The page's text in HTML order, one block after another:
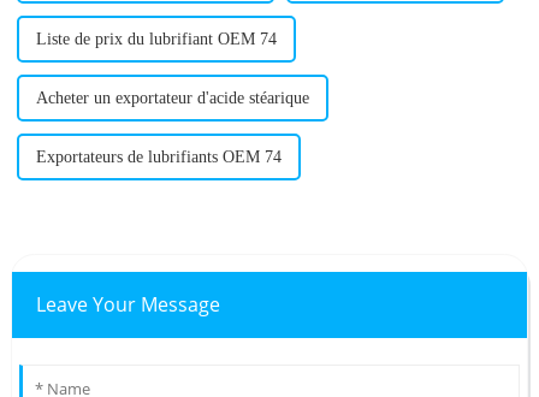
Liste de prix du lubrifiant OEM 74
Acheter un exportateur d'acide stéarique
Exportateurs de lubrifiants OEM 74
Leave Your Message